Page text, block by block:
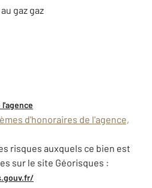
gaz gaz
d'honoraires de l'agence,
risques auxquels ce bien est
sur le site Géorisques :